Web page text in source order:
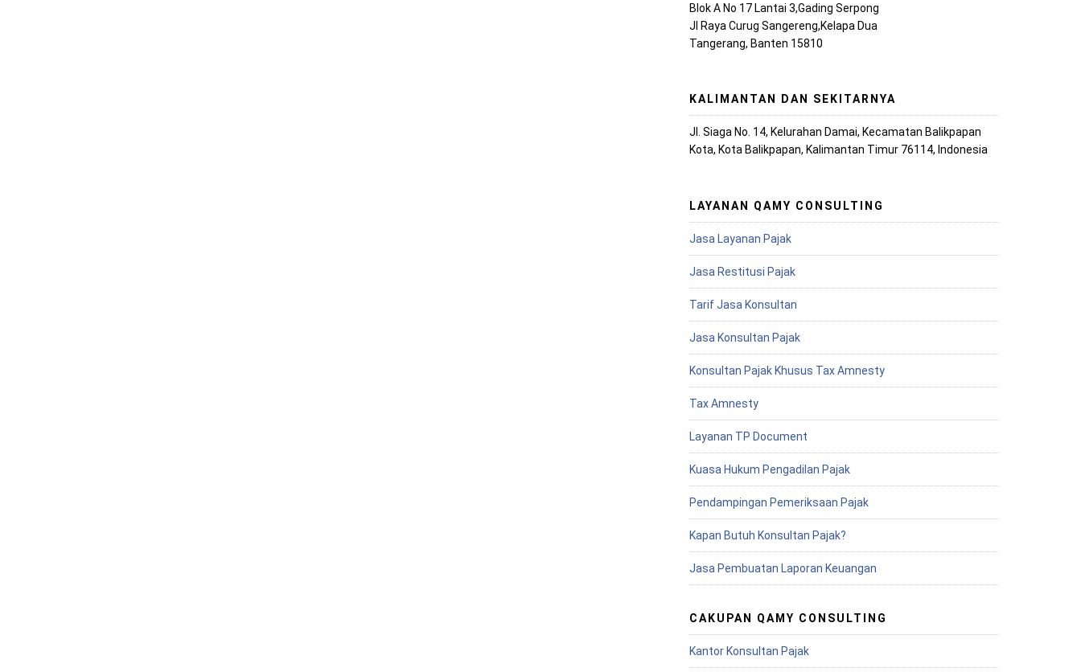
Blok A No 17 Lantai 3,Gading Serpong
Jl Raya Curug Sangereng,Kelapa Dua
Tangerang, Banten 15810
KALIMANTAN DAN SEKITARNYA
Jl. Siaga No. 14, Kelurahan Damai, Kecamatan Balikpapan
Kota, Kota Balikpapan, Kalimantan Timur 76114, Indonesia
LAYANAN QAMY CONSULTING
Jasa Layanan Pajak
Jasa Restitusi Pajak
Tarif Jasa Konsultan
Jasa Konsultan Pajak
Konsultan Pajak Khusus Tax Amnesty
Tax Amnesty
Layanan TP Document
Kuasa Hukum Pengadilan Pajak
Pendampingan Pemeriksaan Pajak
Kapan Butuh Konsultan Pajak?
Jasa Pembuatan Laporan Keuangan
CAKUPAN QAMY CONSULTING
Kantor Konsultan Pajak